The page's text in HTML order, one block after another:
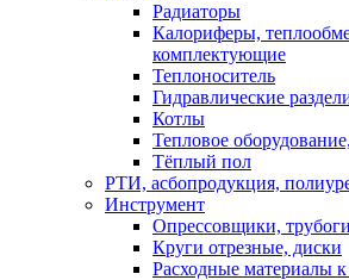
Радиаторы
Калориферы,
комплектующие
Теплоноситель
Гидравлические
Котлы
Тепловое
Тёплый пол
РТИ, асбопродукция,
Инструмент
Опрессовщики,
Круги отрезные, диски
Расходные материалы